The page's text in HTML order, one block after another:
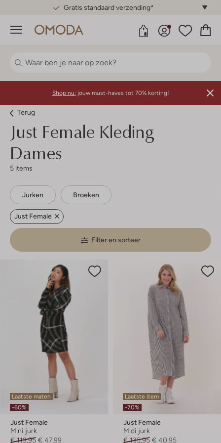
Gratis standaard verzending*
Menu
Shop nu: jouw must-haves tot 70% korting!
Terug
Just Female Kleding
Dames
5 items
Jurken Broeken
Just Female
Filter en sorteer
Laatste maten
-60%
Just Female
Mini jurk
€ 119,95 € 47,99
Laatste item
-70%
Just Female
Midi jurk
€ 135,95 € 40,95